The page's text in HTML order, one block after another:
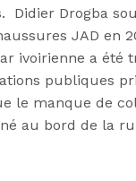
Didier Drogba
JAD en
ivoirienne a été
publiques
le manque de
au bord de la